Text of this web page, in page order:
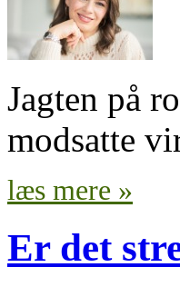
Jagten på
modsatte
læs mere »
Er det